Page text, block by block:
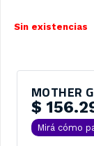
Sin existencias
MOTHER
$
Mirá cómo